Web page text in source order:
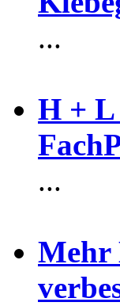
...
H +
...
Mehr